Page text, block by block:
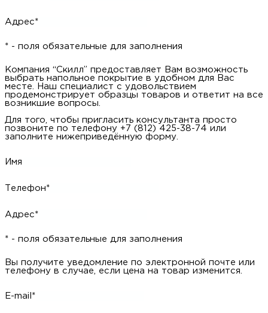
Адрес*
* - поля обязательные для заполнения
Компания “Скилл” предоставляет Вам возможность
выбрать напольное покрытие в удобном для Вас
месте. Наш специалист с удовольствием
продемонстрирует образцы товаров и ответит на все
возникшие вопросы.
Для того, чтобы пригласить консультанта просто
позвоните по телефону +7 (812) 425-38-74 или
заполните нижеприведённую форму.
Имя
Телефон*
Адрес*
* - поля обязательные для заполнения
Вы получите уведомление по электронной почте или
телефону в случае, если цена на товар изменится.
E-mail*